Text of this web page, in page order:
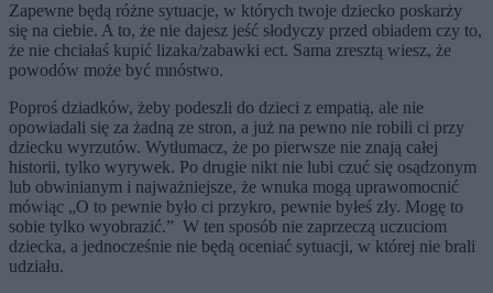
Zapewne będą różne sytuacje, w których twoje dziecko poskarży
się na ciebie. A to, że nie dajesz jeść słodyczy przed obiadem czy to,
że nie chciałaś kupić lizaka/zabawki ect. Sama zresztą wiesz, że
powodów może być mnóstwo.
Poproś dziadków, żeby podeszli do dzieci z empatią, ale nie
opowiadali się za żadną ze stron, a już na pewno nie robili ci przy
dziecku wyrzutów. Wytłumacz, że po pierwsze nie znają całej
historii, tylko wyrywek. Po drugie nikt nie lubi czuć się osądzonym
lub obwinianym i najważniejsze, że wnuka mogą uprawomocnić
mówiąc „O to pewnie było ci przykro, pewnie byłeś zły. Mogę to
sobie tylko wyobrazić.” W ten sposób nie zaprzeczą uczuciom
dziecka, a jednocześnie nie będą oceniać sytuacji, w której nie brali
udziału.